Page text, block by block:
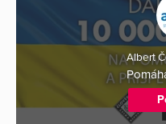
Albert